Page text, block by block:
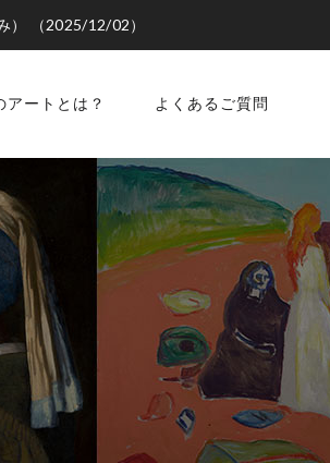
） （2025/12/02）
アートとは？ よくあるご質問